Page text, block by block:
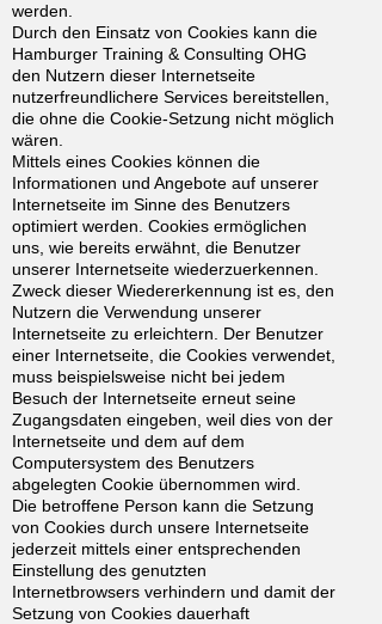
werden.
Durch den Einsatz von Cookies kann die
Hamburger Training & Consulting OHG
den Nutzern dieser Internetseite
nutzerfreundlichere Services bereitstellen,
die ohne die Cookie-Setzung nicht möglich
wären.
Mittels eines Cookies können die
Informationen und Angebote auf unserer
Internetseite im Sinne des Benutzers
optimiert werden. Cookies ermöglichen
uns, wie bereits erwähnt, die Benutzer
unserer Internetseite wiederzuerkennen.
Zweck dieser Wiedererkennung ist es, den
Nutzern die Verwendung unserer
Internetseite zu erleichtern. Der Benutzer
einer Internetseite, die Cookies verwendet,
muss beispielsweise nicht bei jedem
Besuch der Internetseite erneut seine
Zugangsdaten eingeben, weil dies von der
Internetseite und dem auf dem
Computersystem des Benutzers
abgelegten Cookie übernommen wird.
Die betroffene Person kann die Setzung
von Cookies durch unsere Internetseite
jederzeit mittels einer entsprechenden
Einstellung des genutzten
Internetbrowsers verhindern und damit der
Setzung von Cookies dauerhaft